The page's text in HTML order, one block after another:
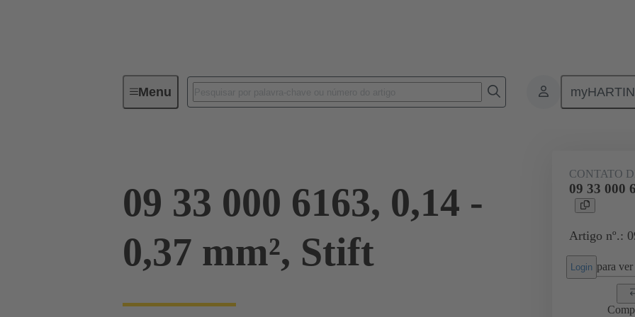
MenuConectores industriais / Han® Contatos Elétrico 09
09 33 000 6163, 0,14 -
0,37 mm², Stift
CONTATO
09 33 000
Artigo nº.:
Login para